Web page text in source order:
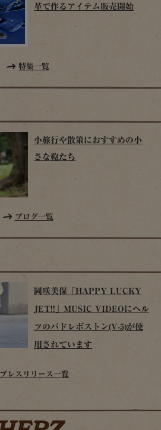
革で作るアイテム販売開始
特集一覧
小旅行や散策におすすめの小
さな鞄たち
ブログ一覧
岡咲美保「HAPPY LUCKY
JET!!」MUSIC VIDEOにヘル
ツのパドレボストン(V-5)が使
用されています
プレスリリース一覧